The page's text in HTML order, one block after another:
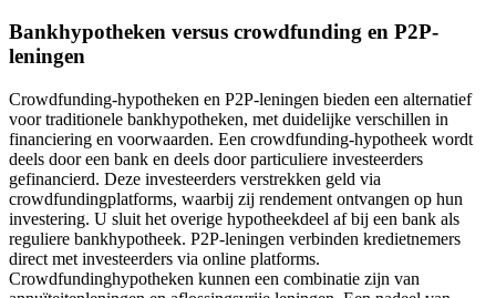
Bankhypotheken versus crowdfunding en P2P-
leningen
Crowdfunding-hypotheken en P2P-leningen bieden een alternatief
voor traditionele bankhypotheken, met duidelijke verschillen in
financiering en voorwaarden. Een crowdfunding-hypotheek wordt
deels door een bank en deels door particuliere investeerders
gefinancierd. Deze investeerders verstrekken geld via
crowdfundingplatforms, waarbij zij rendement ontvangen op hun
investering. U sluit het overige hypotheekdeel af bij een bank als
reguliere bankhypotheek. P2P-leningen verbinden kredietnemers
direct met investeerders via online platforms.
Crowdfundinghypotheken kunnen een combinatie zijn van